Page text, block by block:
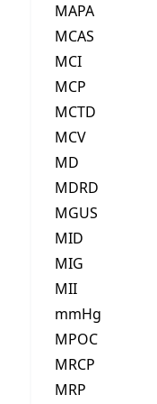
MAPA
MCAS
MCI
MCP
MCTD
MCV
MD
MDRD
MGUS
MID
MIG
MII
mmHg
MPOC
MRCP
MRP